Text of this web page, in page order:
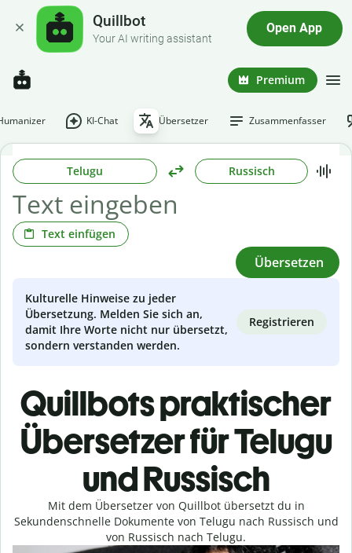
Quillbot
Your AI writing assistant
Open App
Premium
KI-Chat Übersetzer Zusammenfasser
Telugu Russisch
Text einfügen
Übersetzen
Kulturelle Hinweise zu jeder
Übersetzung. Melden Sie sich an,
damit Ihre Worte nicht nur übersetzt,
sondern verstanden werden.
Registrieren
Quillbots praktischer
Übersetzer für Telugu
und Russisch
Mit dem Übersetzer von Quillbot übersetzt du in
Sekundenschnelle Dokumente von Telugu nach Russisch und
von Russisch nach Telugu.